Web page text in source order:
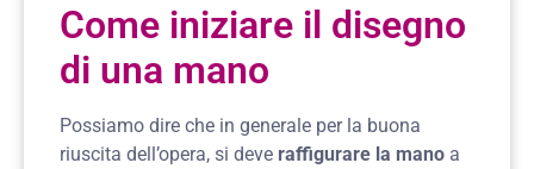
Come iniziare il disegno
di una mano
Possiamo dire che in generale per la buona
riuscita dell’opera, si deve raffigurare la mano a